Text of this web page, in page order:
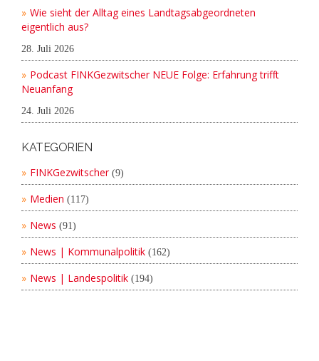
Wie sieht der Alltag eines Landtagsabgeordneten
eigentlich aus?
28. Juli 2026
Podcast FINKGezwitscher NEUE Folge: Erfahrung trifft
Neuanfang
24. Juli 2026
KATEGORIEN
FINKGezwitscher(9)
Medien (117)
News (91)
News | Kommunalpolitik (162)
News | Landespolitik (194)